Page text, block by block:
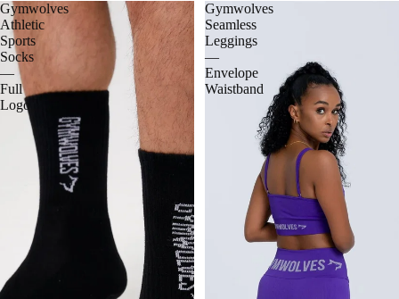
Gymwolves
Athletic
Sports
Socks
—
Full
Logo
Gymwolves
Seamless
Leggings
—
Envelope
Waistband